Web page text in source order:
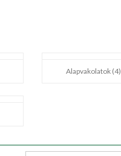
Alapvakolatok (4)